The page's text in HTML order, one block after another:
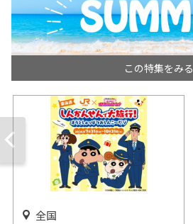
この特集をみる
全国